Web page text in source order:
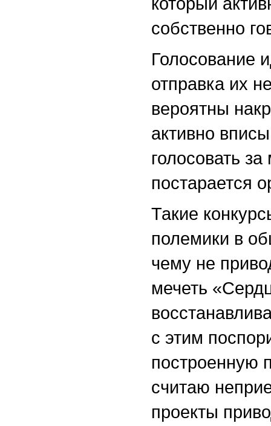
собственно
Голосование
отправка их
вероятны
активно
голосовать
постарается
Такие
полемики в
чему не
мечеть
с этим
построенную
считаю
проекты